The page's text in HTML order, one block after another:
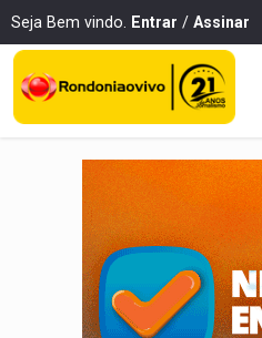
Seja Bem vindo. Entrar / Assinar